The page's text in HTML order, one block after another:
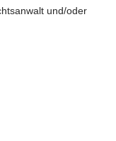
und/oder